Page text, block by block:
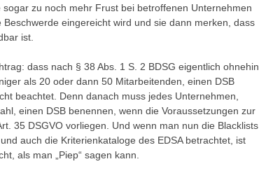
zu noch mehr Frust bei betroffenen Unternehmen
eingereicht wird und sie dann merken, dass
ist.
dass nach § 38 Abs. 1 S. 2 BDSG eigentlich ohnehin
als 20 oder dann 50 Mitarbeitenden, einen DSB
beachtet. Denn danach muss jedes Unternehmen,
einen DSB benennen, wenn die Voraussetzungen zur
35 DSGVO vorliegen. Und wenn man nun die Blacklists
auch die Kriterienkataloge des EDSA betrachtet, ist
als man „Piep“ sagen kann.